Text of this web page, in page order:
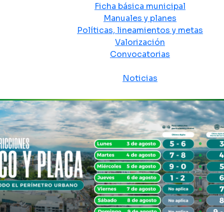
Ficha básica municipal
Manuales y planes
Políticas, lineamientos y metas
Valorización
Convocatorias
Noticias